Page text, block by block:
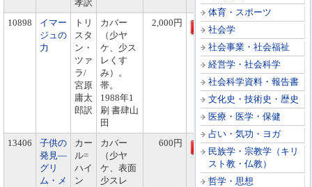
体育・スポーツ
社会学
社会事業・社会福祉
経営学・社会科学
社会科学資料・報告書
文化史・技術史・歴史
医療・医学・保健
占い・気功・ヨガ
民族学・宗教学（キリ
スト教・仏教）
哲学・思想
孝訳
10898
イマー
ジュの
力
トリ
スタ
ン・
ツァ
ラ/
宮原
庸太
郎訳
カバー
（少ヤ
ケ、少ス
レくす
み）。
帯。
1988年1
刷 書肆山
田
2,000円
13406
子供の
発見―
グリ
ム・メ
カー
ル=
ハイ
ン
カバー
（少ヤ
ケ、表面
少スレ
600円